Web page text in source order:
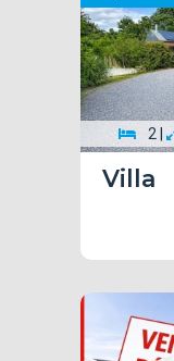
2 |
Villa